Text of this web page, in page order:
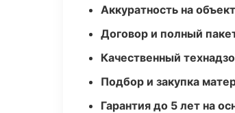
Аккуратность на
Договор и полный
Качественный
Подбор и закупка
Гарантия до 5 лет на